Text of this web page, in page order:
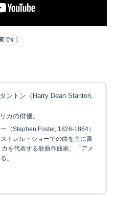
です）
ントン（Harry Dean Stanton,
カの俳優。
（Stephen Foster, 1826-1864）
トレル・ショーでの曲を主に書
を代表する歌曲作曲家。「アメ
。